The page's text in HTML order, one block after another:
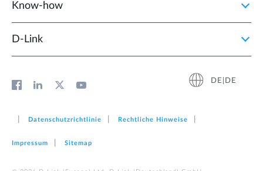
Know-how
D‑Link
DE|DE
Datenschutzrichtlinie Rechtliche Hinweise
Impressum Sitemap